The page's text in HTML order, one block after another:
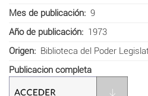
Mes de publicación
9
Año de publicación
1973
Origen
Biblioteca del Poder
Publicacion completa